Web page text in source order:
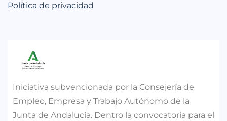
Política de privacidad
Iniciativa subvencionada por la Consejería de
Empleo, Empresa y Trabajo Autónomo de la
Junta de Andalucía. Dentro la convocatoria para el